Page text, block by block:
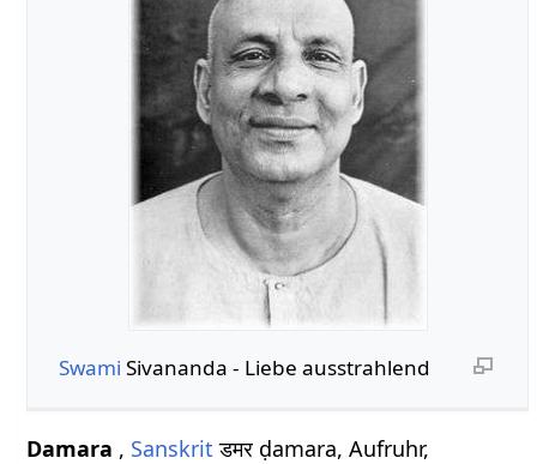
Swami Sivananda - Liebe ausstrahlend
Damara , Sanskrit डमर ḍamara, Aufruhr,